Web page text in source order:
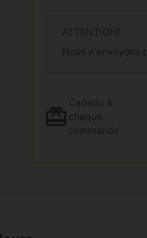
ATTENTION!
Nous n'envoyons
Cadeau à
chaque
commande